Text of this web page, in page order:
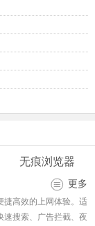
无痕浏览器
更多
捷高效的上网体验。适
速搜索、广告拦截、夜